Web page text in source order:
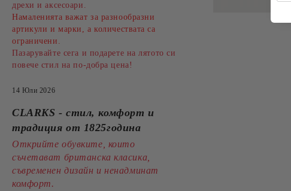
дрехи и аксесоари.
Намаленията важат за разнообразни
артикули и марки, а количествата са
ограничени.
Пазарувайте сега и подарете на лятото си
повече стил на по-добра цена!
14 Юли 2026
CLARKS - стил, комфорт и
традиция от 1825година
Открийте обувките, които
съчетават британска класика,
съвременен дизайн и ненадминат
комфорт.